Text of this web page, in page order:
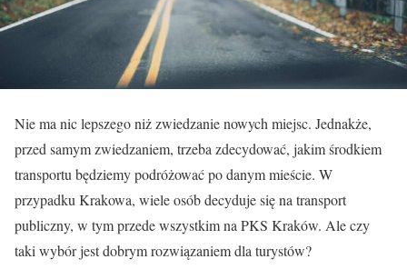
Nie ma nic lepszego niż zwiedzanie nowych miejsc. Jednakże,
przed samym zwiedzaniem, trzeba zdecydować, jakim środkiem
transportu będziemy podróżować po danym mieście. W
przypadku Krakowa, wiele osób decyduje się na transport
publiczny, w tym przede wszystkim na PKS Kraków. Ale czy
taki wybór jest dobrym rozwiązaniem dla turystów?